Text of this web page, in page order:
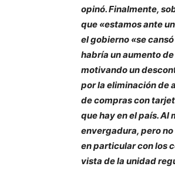
opinó. Finalmente,
que «estamos ante
el gobierno «se
habría un aumento
motivando un
por la eliminación de
de compras con
que hay en el país.
envergadura, pero
en particular con los
vista de la unidad